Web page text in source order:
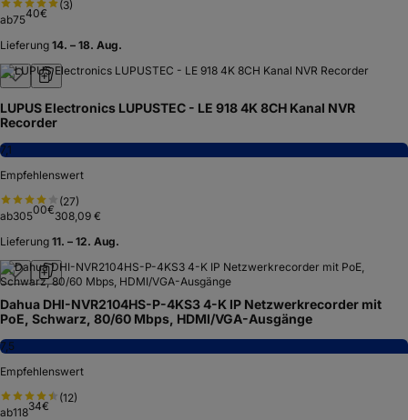
(3)
ab7540€
Lieferung 14. – 18. Aug.
LUPUS Electronics LUPUSTEC - LE 918 4K 8CH Kanal NVR
Recorder
7,1
Empfehlenswert
(27)
ab30500€308,09 €
Lieferung 11. – 12. Aug.
Dahua DHI-NVR2104HS-P-4KS3 4-K IP Netzwerkrecorder mit
PoE, Schwarz, 80/60 Mbps, HDMI/VGA-Ausgänge
7,5
Empfehlenswert
(12)
ab11834€